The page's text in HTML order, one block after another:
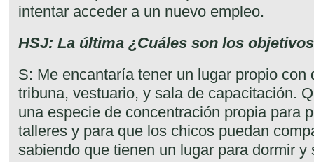
intentar acceder a un nuevo empleo.
HSJ: La última ¿Cuáles son los
S: Me encantaría tener un lugar propio con
tribuna, vestuario, y sala de capacitación.
una especie de concentración propia para
talleres y para que los chicos puedan
sabiendo que tienen un lugar para dormir y